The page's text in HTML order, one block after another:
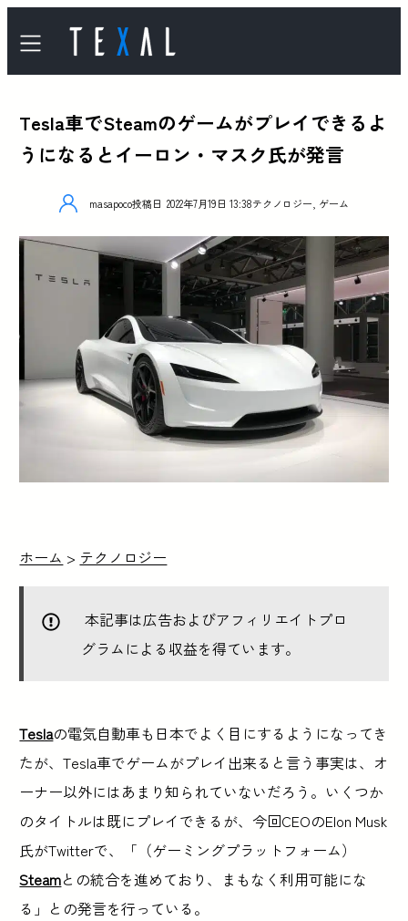
Tesla車でSteamのゲームがプレイできるよ
うになるとイーロン・マスク氏が発言
masapoco投稿日 2022年7月19日 13:38テクノロジー ゲーム
ホーム > テクノロジー
本記事は広告およびアフィリエイトプロ
グラムによる収益を得ています。
Teslaの電気自動車も日本でよく目にするようになってき
たが、Tesla車でゲームがプレイ出来ると言う事実は、オ
ーナー以外にはあまり知られていないだろう。いくつか
のタイトルは既にプレイできるが、今回CEOのElon Musk
氏がTwitterで、「（ゲーミングプラットフォーム）
Steamとの統合を進めており、まもなく利用可能にな
る」との発言を行っている。